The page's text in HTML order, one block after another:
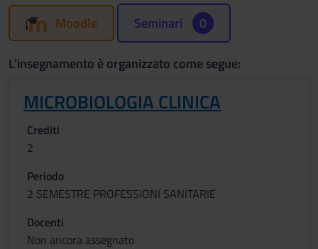
Moodle Seminari 0
L'insegnamento è organizzato come segue:
MICROBIOLOGIA CLINICA
Crediti
2
Periodo
2 SEMESTRE PROFESSIONI SANITARIE
Docenti
Non ancora assegnato